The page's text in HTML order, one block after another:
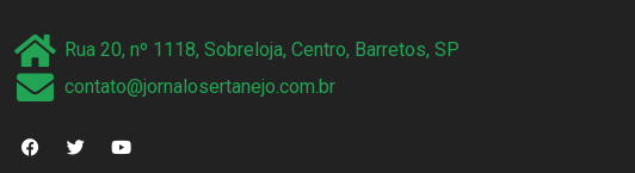
Rua 20, nº 1118, Sobreloja, Centro, Barretos, SP
contato@jornalosertanejo.com.br